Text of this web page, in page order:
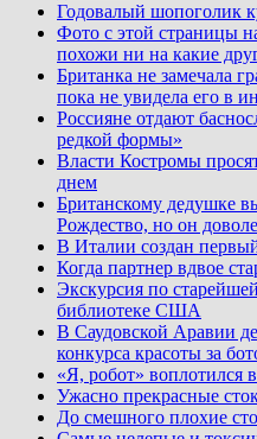
Годовалый шопоголик
Фото с этой страницы
похожи ни на какие
Британка не замечала
пока не увидела его в
Россияне отдают
редкой формы»
Власти Костромы
днем
Британскому дедушке
Рождество, но он
В Италии создан
Когда партнер вдвое
Экскурсия по
библиотеке США
В Саудовской Аравии
конкурса красоты за
«Я, робот» воплотился
Ужасно прекрасные
До смешного плохие